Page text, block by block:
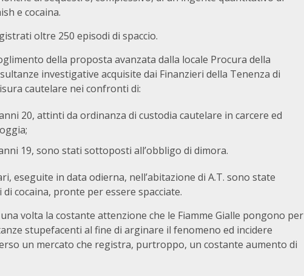
e cocaina.
oltre 250 episodi di spaccio.
della proposta avanzata dalla locale Procura della
investigative acquisite dai Finanzieri della Tenenza di
cautelare nei confronti di:
20, attinti da ordinanza di custodia cautelare in carcere ed
anni 19, sono stati sottoposti all’obbligo di dimora.
eseguite in data odierna, nell’abitazione di A.T. sono state
cocaina, pronte per essere spacciate.
volta la costante attenzione che le Fiamme Gialle pongono per
stupefacenti al fine di arginare il fenomeno ed incidere
un mercato che registra, purtroppo, un costante aumento di